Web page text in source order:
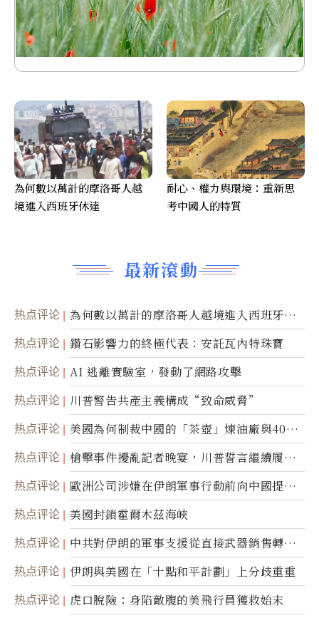
最新滾動
热点评论
為何數以萬計的摩洛哥人越境進入西班牙休
達
热点评论 鑽石影響力的終極代表：安託瓦內特珠寶
热点评论 AI 逃離實驗室，發動了網路攻擊
热点评论 川普警告共產主義構成“致命威脅”
热点评论
美國為何制裁中國的「茶壺」煉油廠與40家
航運公司
热点评论
槍擊事件擾亂記者晚宴，川普誓言繼續履行
職責
热点评论
歐洲公司涉嫌在伊朗軍事行動前向中國提供
美軍基地的衛星影像
热点评论 美國封鎖霍爾木茲海峽
热点评论
中共對伊朗的軍事支援從直接武器銷售轉向
間接技術轉讓
热点评论 伊朗與美國在「十點和平計劃」上分歧重重
热点评论 虎口脫險：身陷敵腹的美飛行員獲救始末
為何數以萬計的摩洛哥人越
境進入西班牙休達
耐心、權力與環境：重新思
考中國人的特質